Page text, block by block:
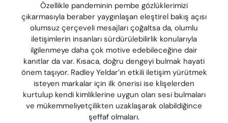
Özellikle pandeminin pembe gözlüklerimizi
çıkarmasıyla beraber yaygınlaşan eleştirel bakış açısı
olumsuz çerçeveli mesajları çoğaltsa da, olumlu
iletişimlerin insanları sürdürülebilirlik konularıyla
ilgilenmeye daha çok motive edebileceğine dair
kanıtlar da var. Kısaca, doğru dengeyi bulmak hayati
önem taşıyor. Radley Yeldar’ın etkili iletişim yürütmek
isteyen markalar için ilk önerisi ise klişelerden
kurtulup kendi kimliklerine uygun olan sesi bulmaları
ve mükemmeliyetçilikten uzaklaşarak olabildiğince
şeffaf olmaları.